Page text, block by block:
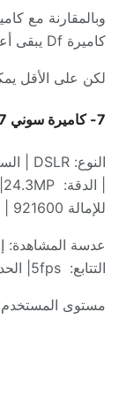
وبالمقارنة مع
كاميرة
يبقى
لكن على الأقل
7- كاميرة سوني
النوع: DSLR |
الدقة:
24.3MP|
للإمالة
عدسة المشاهدة:
التتابع:
5fps|
مستوى المستخدم